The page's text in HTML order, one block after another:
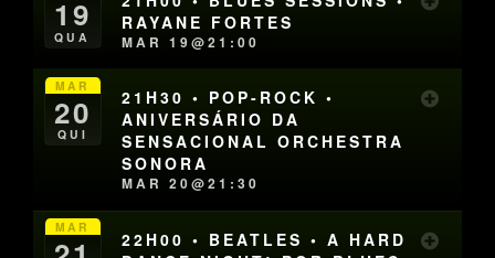
19
QUA
RAYANE FORTES
MAR 19@21:00
MAR
20
QUI
21H30 • POP-ROCK •
ANIVERSÁRIO DA
SENSACIONAL ORCHESTRA
SONORA
MAR 20@21:30
MAR
22H00 • BEATLES • A HARD